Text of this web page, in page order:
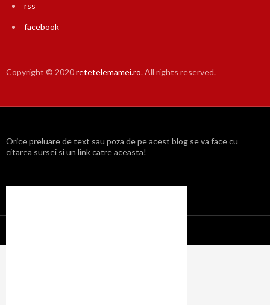
rss
facebook
Copyright © 2020retetelemamei.ro. All rights reserved.
Orice preluare de text sau poza de pe acest blog se va face cu
citarea sursei si un link catre aceasta!